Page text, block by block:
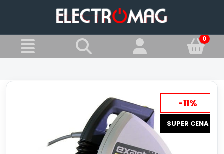
Przecinarki do rur
-11%
SUPER CENA